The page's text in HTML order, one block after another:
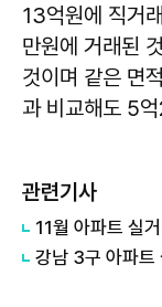
13억원에 직거
만원에 거래된
것이며 같은 면
과 비교해도 5
관련기사
11월 아파트 실
강남 3구 아파트